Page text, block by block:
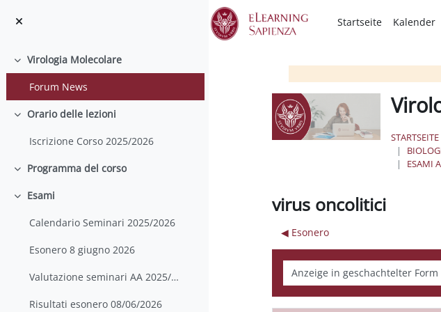
Startseite Kalender
Einklappen
Virologia Molecolare
Forum News
Einklappen
Orario delle lezioni
Iscrizione Corso 2025/2026
Einklappen
Programma del corso
Einklappen
Esami
Calendario Seminari 2025/2026
Esonero 8 giugno 2026
Valutazione seminari AA 2025/2026
Risultati esonero 08/06/2026
STARTSEITE
ESAMI
virus oncolitici
◀︎ Esonero
Anzeigemodus